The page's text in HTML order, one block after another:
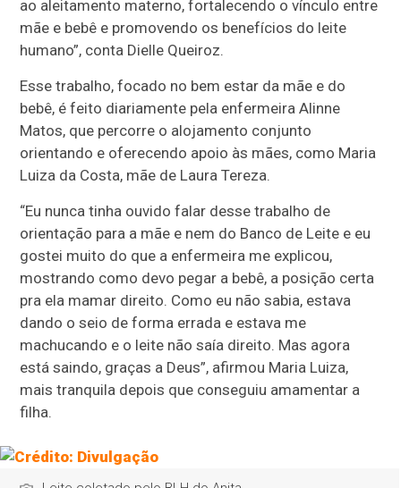
ao aleitamento materno, fortalecendo o vínculo entre
mãe e bebê e promovendo os benefícios do leite
humano”, conta Dielle Queiroz.
Esse trabalho, focado no bem estar da mãe e do
bebê, é feito diariamente pela enfermeira Alinne
Matos, que percorre o alojamento conjunto
orientando e oferecendo apoio às mães, como Maria
Luiza da Costa, mãe de Laura Tereza.
“Eu nunca tinha ouvido falar desse trabalho de
orientação para a mãe e nem do Banco de Leite e eu
gostei muito do que a enfermeira me explicou,
mostrando como devo pegar a bebê, a posição certa
pra ela mamar direito. Como eu não sabia, estava
dando o seio de forma errada e estava me
machucando e o leite não saía direito. Mas agora
está saindo, graças a Deus”, afirmou Maria Luiza,
mais tranquila depois que conseguiu amamentar a
filha.